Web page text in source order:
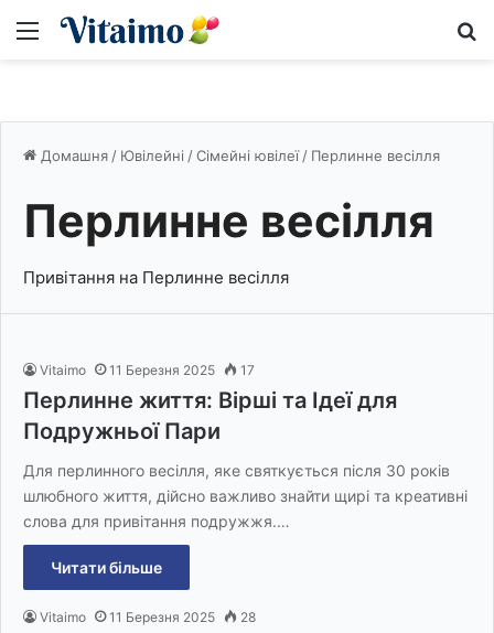
Меню
Домашня / Ювілейні /Сімейні ювілеї / Перлинне весілля
Перлинне весілля
Привітання на Перлинне весілля
Vitaimo 11 Березня 2025 17
Перлинне життя: Вірші та Ідеї для
Подружньої Пари
Для перлинного весілля, яке святкується після 30 років
шлюбного життя, дійсно важливо знайти щирі та креативні
слова для привітання подружжя.…
Читати більше
Vitaimo 11 Березня 2025 28